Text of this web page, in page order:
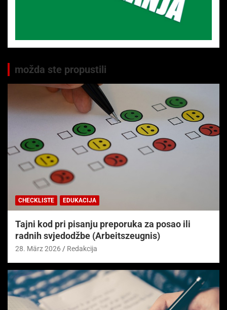
možda ste propustili
CHECKLISTE EDUKACIJA
Tajni kod pri pisanju preporuka za posao ili
radnih svjedodžbe (Arbeitszeugnis)
28. März 2026 Redakcija